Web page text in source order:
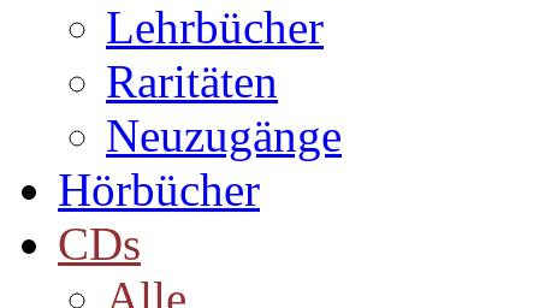
Lehrbücher
Raritäten
Neuzugänge
Hörbücher
CDs